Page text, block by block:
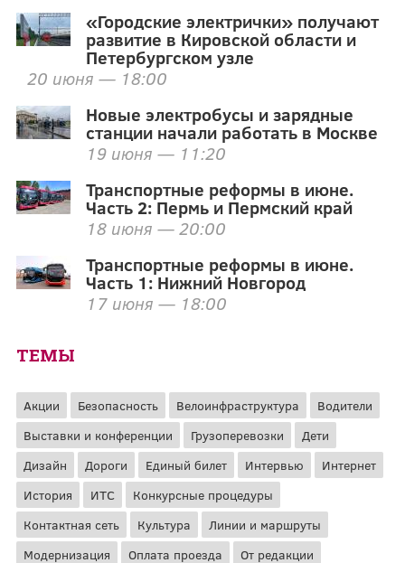
«Городские электрички» получают
развитие в Кировской области и
Петербургском узле
20 июня — 18:00
Новые электробусы и зарядные
станции начали работать в Москве
19 июня — 11:20
Транспортные реформы в июне.
Часть 2: Пермь и Пермский край
18 июня — 20:00
Транспортные реформы в июне.
Часть 1: Нижний Новгород
17 июня — 18:00
ТЕМЫ
Акции Безопасность Велоинфраструктура
Водители
Выставки и конференции
Грузоперевозки
Дети
Дизайн
Дороги Единый билет Интервью
Интернет
История
ИТС
Конкурсные процедуры
Контактная сеть
Культура
Линии и маршруты
Модернизация
Оплата проезда От редакции